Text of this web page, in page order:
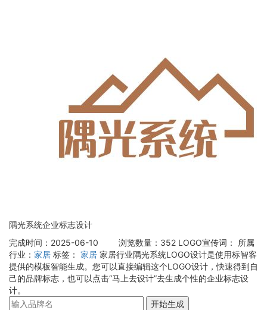
隅光系统企业标志设计
完成时间：2025-06-10
浏览数量：352 LOGO宣传词：
所属
行业： 家居 标签： 家居 家居行业隅光系统LOGO设计是使用标智客
提供的模板智能生成。您可以直接编辑这个LOGO设计，快速得到自
己的品牌标志，也可以点击“马上去设计”去生成个性的企业标志设
计。
开始生成